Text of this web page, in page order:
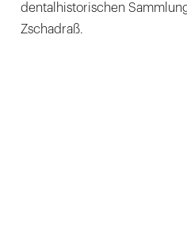
dentalhistorischen
Zschadraß.